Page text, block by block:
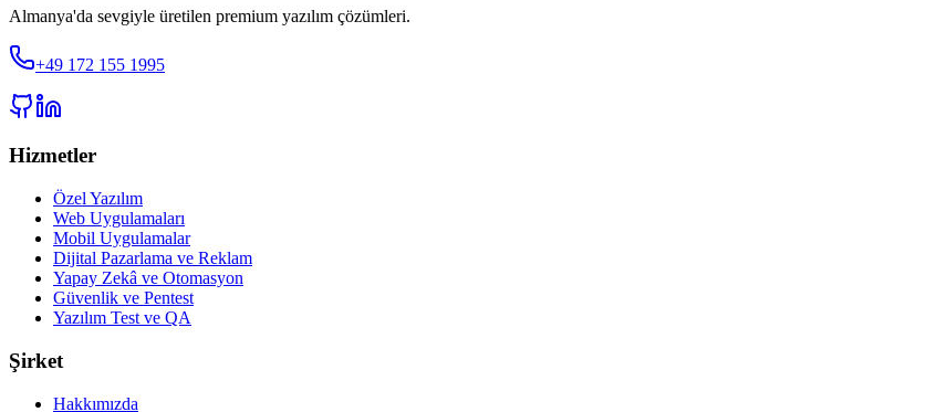
Almanya'da sevgiyle üretilen premium yazılım çözümleri.
+49 172 155 1995
Hizmetler
Özel Yazılım
Web Uygulamaları
Mobil Uygulamalar
Dijital Pazarlama ve Reklam
Yapay Zekâ ve Otomasyon
Güvenlik ve Pentest
Yazılım Test ve QA
Şirket
Hakkımızda